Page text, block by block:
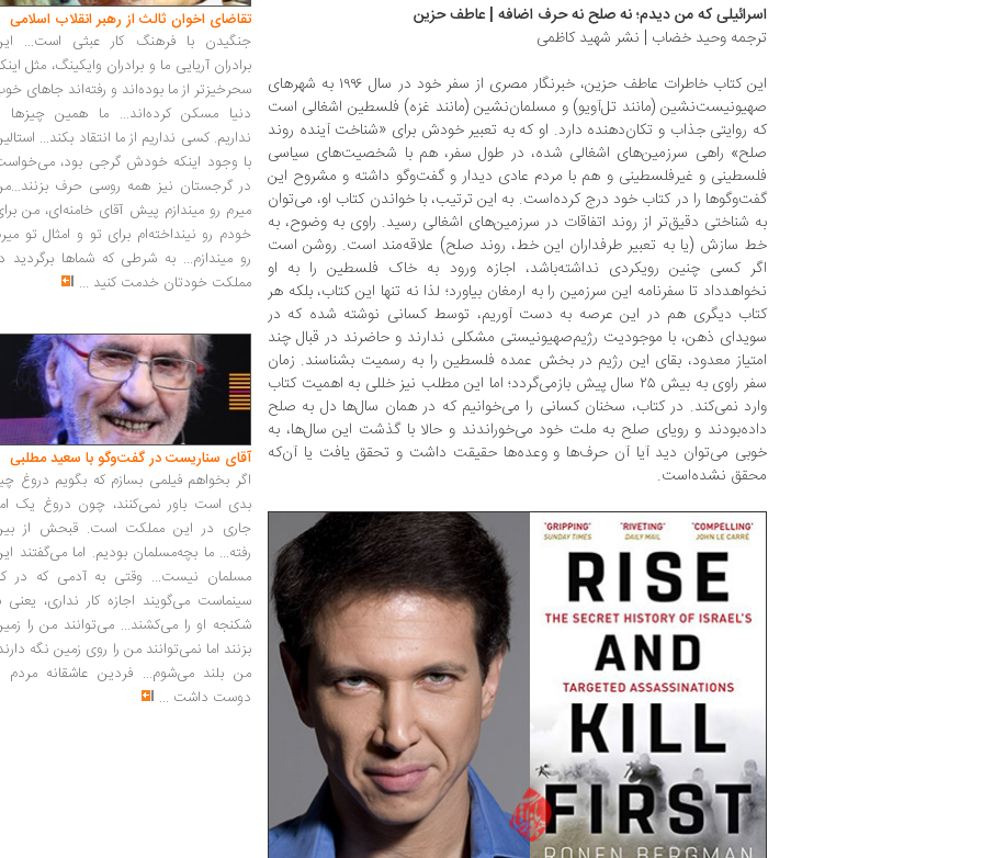
اسرائیلی که من دیدم؛ نه صلح نه حرف اضافه | عاطف حزین
ترجمه وحید خضاب | نشر شهید کاظمی
این کتاب خاطرات عاطف حزین، خبرنگار مصری از سفر خود در سال ۱۹۹۶ به شهرهای
صهیونیست‌نشین (مانند تل‌آویو) و مسلمان‌نشین (مانند غزه) فلسطین اشغالی است
که روایتی جذاب و تکان‌دهنده‌ دارد. او که به تعبیر خودش برای «شناخت آینده روند
صلح» راهی سرزمین‌های اشغالی شده، در طول سفر، هم با شخصیت‌های سیاسی
فلسطینی و غیرفلسطینی و هم با مردم عادی دیدار و گفت‌وگو داشته و مشروح این
گفت‌وگو‌ها را در کتاب خود درج کرده‌است. به این ترتیب، با خواندن کتاب او، می‌توان
به شناختی دقیق‌تر از روند اتفاقات در سرزمین‌های اشغالی رسید. راوی به وضوح، به
خط سازش (یا به تعبیر طرفداران این خط، روند صلح) علاقه‌مند است. روشن است
اگر کسی چنین رویکردی نداشته‌باشد، اجازه ورود به خاک فلسطین را به او
نخواهدداد تا سفرنامه این سرزمین را به ارمغان بیاورد؛ لذا نه تنها این کتاب، بلکه هر
کتاب دیگری هم در این عرصه به دست آوریم، توسط کسانی نوشته شده که در
سویدای ذهن، با موجودیت رژیم‌صهیونیستی مشکلی ندارند و حاضرند در قبال چند
امتیاز معدود، بقای این رژیم در بخش عمده فلسطین را به رسمیت بشناسند. زمان
سفر راوی به بیش ۲۵ سال پیش بازمی‌گردد؛ اما این مطلب نیز خللی به اهمیت کتاب
وارد نمی‌کند. در کتاب، سخنان کسانی را می‌خوانیم که در همان سال‌ها دل به صلح
داده‌بودند و رویای صلح به ملت خود می‌خوراندند و حالا با گذشت این سال‌ها، به
خوبی می‌توان دید آیا آن حرف‌ها و وعده‌ها حقیقت داشت و تحقق یافت یا آن‌که
محقق نشده‌است.
تقاضای اخوان ثالث از رهبر انقلاب اسلامی
جنگیدن با فرهنگ کار عبثی است...
برادران آریایی ما و برادران وایکینگ، مثل
سحرخیزتر از ما بوده‌اند و رفته‌اند جاهای
دنیا مسکن کرده‌اند... ما همین چیزها
نداریم. کسی نداریم از ما انتقاد بکند...
با وجود اینکه خودش گرجی بود،
در گرجستان نیز همه روسی حرف
میرم رو میندازم پیش آقای خامنه‌ای، من
خودم رو نینداخته‌ام برای تو و امثال تو
رو میندازم... به شرطی که شماها برگردید
مملکت خودتان خدمت کنید ...
آقای سناریست در گفت‌وگو با سعید مطلبی
اگر بخواهم فیلمی بسازم که بگویم دروغ
بدی است باور نمی‌کنند، چون دروغ یک
جاری در این مملکت است. قبحش از
رفته... ما بچه‌مسلمان بودیم. اما می‌گفتند
مسلمان نیست... وقتی به آدمی که در
سینماست می‌گویند اجازه کار نداری، یعنی
شکنجه او را می‌کشند... می‌توانند من را
بزنند اما نمی‌توانند من را روی زمین نگه
من بلند می‌شوم... فردین عاشقانه مردم
دوست داشت ...